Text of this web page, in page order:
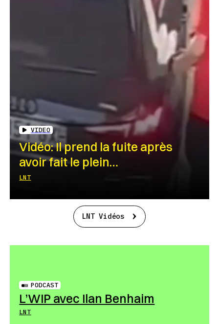
VIDEO
Vidéo: Il prend la fuite après
avoir fait le plein…
LNT
LNT Vidéos
PODCAST
L’WIP avec Ilan Benhaim
LNT